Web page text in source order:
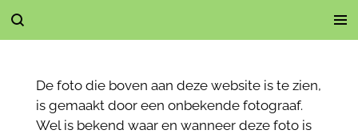
Ga
direct
hoofdinhoud
De foto die boven aan deze website is te zien,
is gemaakt door een onbekende fotograaf.
Wel is bekend waar en wanneer deze foto is